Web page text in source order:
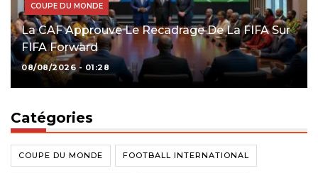
COUPE DU MONDE
La CAF Approuve Le Recadrage De La FIFA Sur
FIFA Forward
08/08/2026 - 01:28
Catégories
COUPE DU MONDE FOOTBALL INTERNATIONAL